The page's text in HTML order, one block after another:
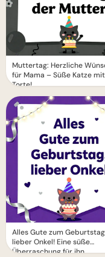
Muttertag: Herzliche
für Mama – Süße Katze mit
Torte!
Alles Gute zum
lieber Onkel! Eine süße
Überraschung für ihn